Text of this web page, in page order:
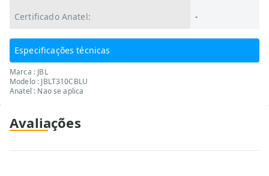
Certificado Anatel: -
Especificações técnicas
Marca : JBL
Modelo : JBLT310CBLU
Anatel : Nao se aplica
Avaliações